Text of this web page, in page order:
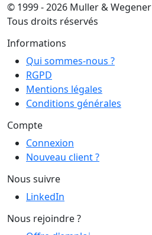
© 1999 - 2026 Muller & Wegener
Tous droits réservés
Informations
Qui sommes-nous ?
RGPD
Mentions légales
Conditions générales
Compte
Connexion
Nouveau client ?
Nous suivre
LinkedIn
Nous rejoindre ?